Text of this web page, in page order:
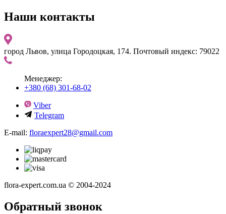
Наши контакты
город Львов, улица Городоцкая, 174. Почтовый индекс: 79022
Менеджер:
+380 (68) 301-68-02
Viber
Telegram
E-mail: floraexpert28@gmail.com
flora-expert.com.ua © 2004-2024
Обратный звонок